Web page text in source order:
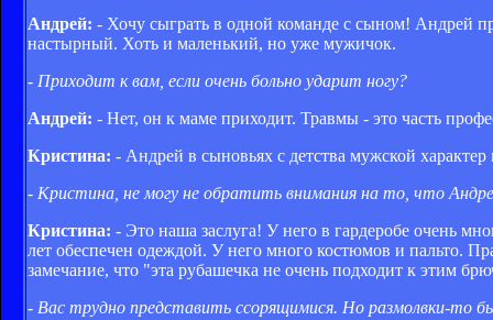
Андрей: - Хочу сыграть в одной команде с сыном! Андрей
настырный. Хоть и маленький, но уже мужичок.
- Приходит к вам, если очень больно ударит ногу?
Андрей: - Нет, он к маме приходит. Травмы - это часть
Кристина: - Андрей в сыновьях с детства мужской
- Кристина, не могу не обратить внимания на то, что
Кристина: - Это наша заслуга! У него в гардеробе очень
лет обеспечен одеждой. У него много костюмов и пальто.
замечание, что "эта рубашечка не очень подходит к этим
- Вас трудно представить ссорящимися. Но размолвки-то